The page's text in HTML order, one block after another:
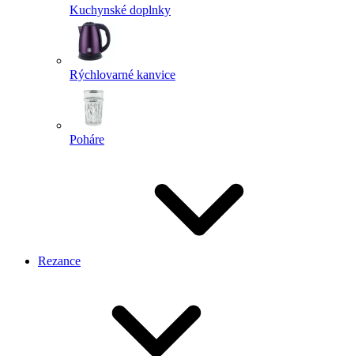
Kuchynské doplnky
Rýchlovarné kanvice
Poháre
Rezance